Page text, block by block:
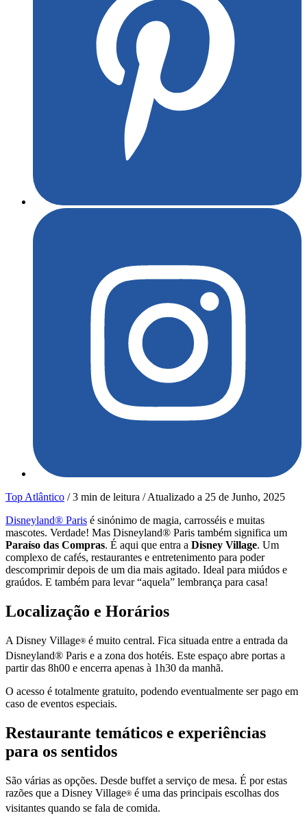
Top Atlântico / 3 min de leitura /Atualizado a 25 de Junho, 2025
Disneyland® Paris é sinónimo de magia, carrosséis e muitas
mascotes. Verdade! Mas Disneyland® Paris também significa um
Paraíso das Compras. É aqui que entra a Disney Village. Um
complexo de cafés, restaurantes e entretenimento para poder
descomprimir depois de um dia mais agitado. Ideal para miúdos e
graúdos. E também para levar “aquela” lembrança para casa!
Localização e Horários
A Disney Village® é muito central. Fica situada entre a entrada da
Disneyland® Paris e a zona dos hotéis. Este espaço abre portas a
partir das 8h00 e encerra apenas à 1h30 da manhã.
O acesso é totalmente gratuito, podendo eventualmente ser pago em
caso de eventos especiais.
Restaurante temáticos e experiências
para os sentidos
São várias as opções. Desde buffet a serviço de mesa. É por estas
razões que a Disney Village® é uma das principais escolhas dos
visitantes quando se fala de comida.